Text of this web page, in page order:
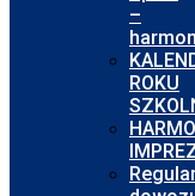
–
ROKU